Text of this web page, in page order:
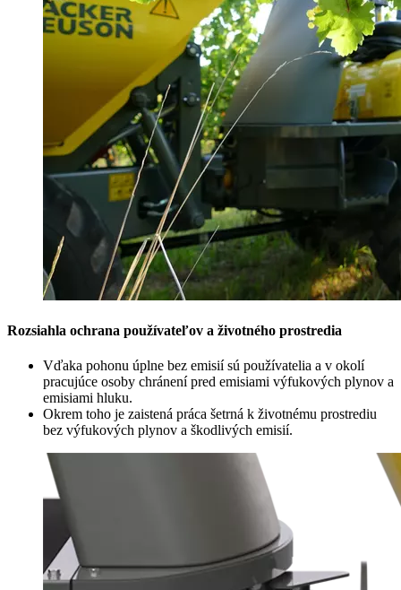
Rozsiahla ochrana používateľov a životného prostredia
Vďaka pohonu úplne bez emisií sú používatelia a v okolí
pracujúce osoby chránení pred emisiami výfukových plynov a
emisiami hluku.
Okrem toho je zaistená práca šetrná k životnému prostrediu
bez výfukových plynov a škodlivých emisií.